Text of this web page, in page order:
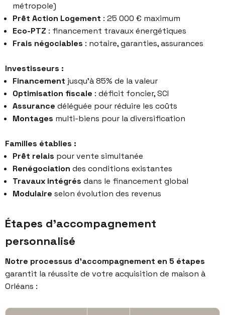
métropole)
Prêt Action Logement : 25 000 € maximum
Eco-PTZ : financement travaux énergétiques
Frais négociables : notaire, garanties, assurances
Investisseurs :
Financement jusqu’à 85% de la valeur
Optimisation fiscale : déficit foncier, SCI
Assurance déléguée pour réduire les coûts
Montages multi-biens pour la diversification
Familles établies :
Prêt relais pour vente simultanée
Renégociation des conditions existantes
Travaux intégrés dans le financement global
Modulaire selon évolution des revenus
Étapes d'accompagnement
personnalisé
Notre processus d’accompagnement en 5 étapes
garantit la réussite de votre acquisition de maison à
Orléans :